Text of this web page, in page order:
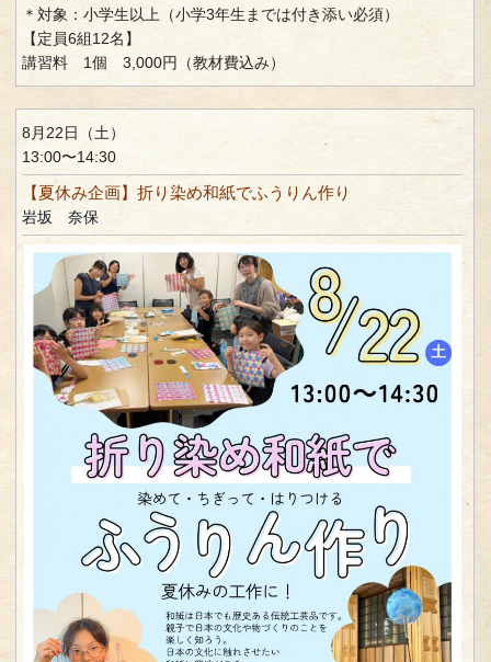
＊対象：小学生以上（小学3年生までは付き添い必須）
【定員6組12名】
講習料 1個 3,000円（教材費込み）
8月22日（土）
13:00〜14:30
【夏休み企画】折り染め和紙でふうりん作り
岩坂 奈保